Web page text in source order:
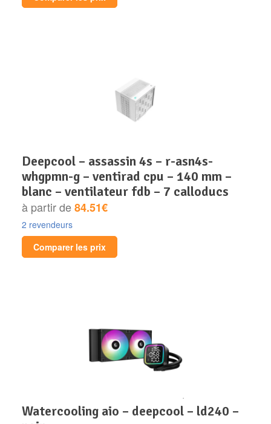
deepcool – assassin 4s – r-asn4s-
whgpmn-g – ventirad cpu – 140 mm –
blanc – ventilateur fdb – 7 calloducs
à partir de84.51€
2 revendeurs
Comparer les prix
watercooling aio – deepcool – ld240 –